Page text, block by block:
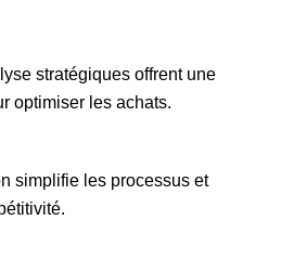
stratégiques offrent une
optimiser les achats.
simplifie les processus et